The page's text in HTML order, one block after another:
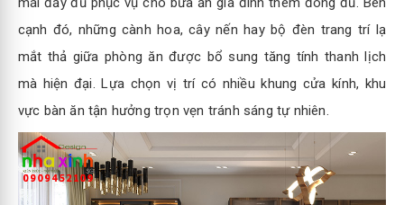
cạnh đó, những cành hoa, cây nến hay bộ đèn trang trí lạ
mắt thả giữa phòng ăn được bổ sung tăng tính thanh lịch
mà hiện đại. Lựa chọn vị trí có nhiều khung cửa kính, khu
vực bàn ăn tận hưởng trọn vẹn tránh sáng tự nhiên.